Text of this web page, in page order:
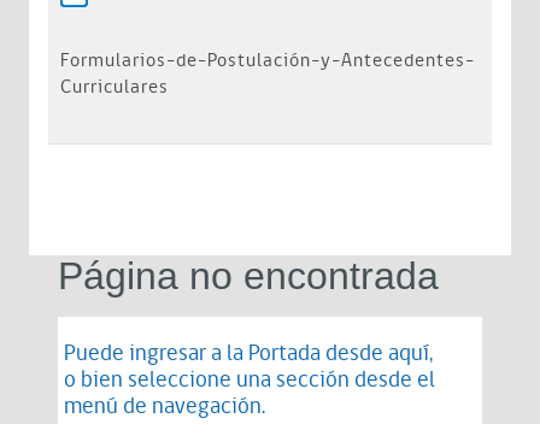
Formularios-de-Postulación-y-Antecedentes-
Curriculares
Página no encontrada
Puede ingresar a la Portada desde aquí,
o bien seleccione una sección desde el
menú de navegación.